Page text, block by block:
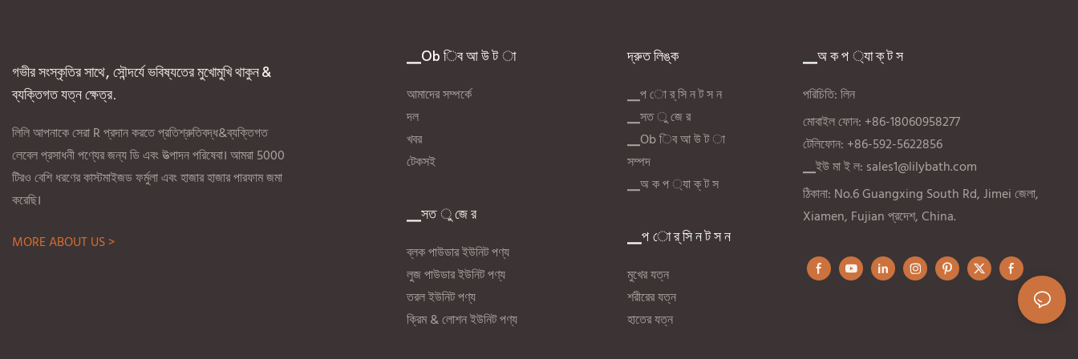
মজাদার এবং আকর্ষণীয় সাবান ডিজাইন খুঁজছেন।
কর্মক্ষমতার সাথে নজরকাড়া নকশার সমন্বয় করে।
গভীর সংস্কৃতির সাথে, সৌন্দর্যে ভবিষ্যতের মুখোমুখি থাকুন &
ব্যক্তিগত যত্ন ক্ষেত্র.
লিলি আপনাকে সেরা R প্রদান করতে প্রতিশ্রুতিবদ্ধ&ব্যক্তিগত
লেবেল প্রসাধনী পণ্যের জন্য ডি এবং উত্পাদন পরিষেবা। আমরা 5000
টিরও বেশি ধরণের কাস্টমাইজড ফর্মুলা এবং হাজার হাজার পারফাম জমা
করেছি।
MORE ABOUT US >
▁Ob িব আ উ ট া
আমাদের সম্পর্কে
দল
খবর
টেকসই
▁সত ু জে র
ব্লক পাউডার ইউনিট পণ্য
লুজ পাউডার ইউনিট পণ্য
তরল ইউনিট পণ্য
ক্রিম & লোশন ইউনিট পণ্য
দ্রুত লিঙ্ক
▁প ো র্ সি ন ট স ন
▁সত ু জে র
▁Ob িব আ উ ট া
সম্পদ
▁অ ক প ্যা ক্ ট স
▁প ো র্ সি ন ট স ন
মুখের যত্ন
শরীরের যত্ন
হাতের যত্ন
▁অ ক প ্যা ক্ ট স
পরিচিতি: লিন
মোবাইল ফোন: +86-18060958277
টেলিফোন: +86-592-5622856
▁ইউ মা ই ল: sales1@lilybath.com
ঠিকানা: No.6 Guangxing South Rd, Jimei জেলা,
Xiamen, Fujian প্রদেশ, China.